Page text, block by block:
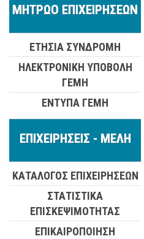
ΜΗΤΡΩΟ ΕΠΙΧΕΙΡΗΣΕΩΝ
ΕΤΗΣΙΑ ΣΥΝΔΡΟΜΗ
ΗΛΕΚΤΡΟΝΙΚΗ ΥΠΟΒΟΛΗ
ΓΕΜΗ
ΕΝΤΥΠΑ ΓΕΜΗ
ΕΠΙΧΕΙΡΗΣΕΙΣ - ΜΕΛΗ
ΚΑΤΑΛΟΓΟΣ ΕΠΙΧΕΙΡΗΣΕΩΝ
ΣΤΑΤΙΣΤΙΚΑ
ΕΠΙΣΚΕΨΙΜΟΤΗΤΑΣ
ΕΠΙΚΑΙΡΟΠΟΙΗΣΗ